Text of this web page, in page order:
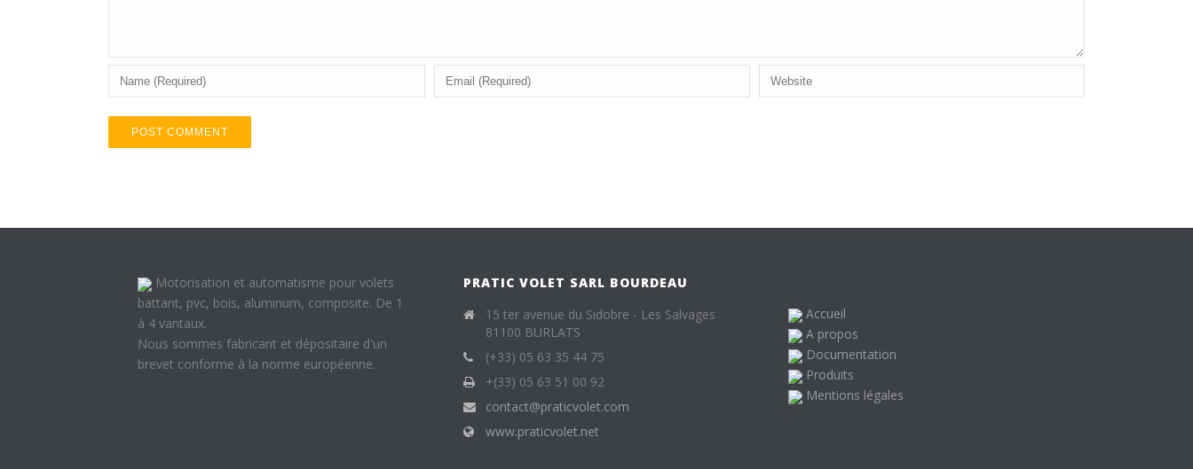
Motorisation et automatisme pour volets
battant, pvc, bois, aluminum, composite. De 1
à 4 vantaux.
Nous sommes fabricant et dépositaire d'un
brevet conforme à la norme européenne.
PRATIC VOLET SARL BOURDEAU
15 ter avenue du Sidobre - Les Salvages
81100 BURLATS
(+33) 05 63 35 44 75
+(33) 05 63 51 00 92
contact@praticvolet.com
www.praticvolet.net
Accueil
A propos
Documentation
Produits
Mentions légales